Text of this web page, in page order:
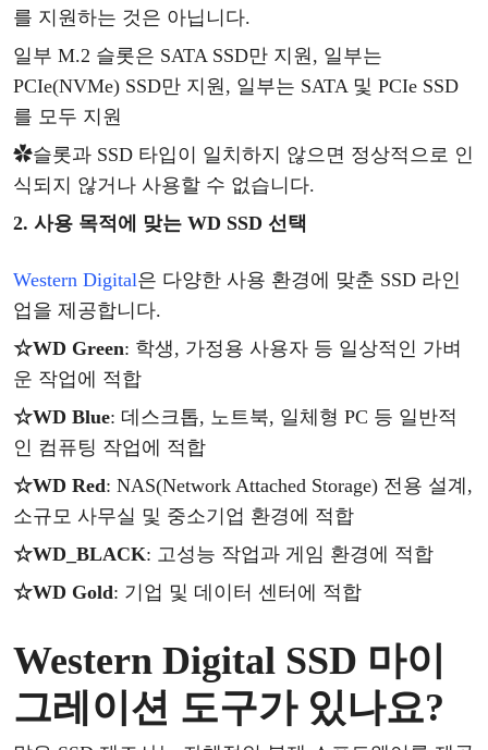
를 지원하는 것은 아닙니다.
일부 M.2 슬롯은 SATA SSD만 지원 , 일부는
PCIe(NVMe) SSD만 지원 , 일부는 SATA 및 PCIe SSD
를 모두 지원
✿슬롯과 SSD 타입이 일치하지 않으면 정상적으로 인
식되지 않거나 사용할 수 없습니다.
2. 사용 목적에 맞는 WD SSD 선택
Western Digital은 다양한 사용 환경에 맞춘 SSD 라인
업을 제공합니다.
☆WD Green: 학생, 가정용 사용자 등 일상적인 가벼
운 작업에 적합
☆WD Blue: 데스크톱, 노트북, 일체형 PC 등 일반적
인 컴퓨팅 작업에 적합
☆WD Red: NAS(Network Attached Storage) 전용 설계,
소규모 사무실 및 중소기업 환경에 적합
☆WD_BLACK: 고성능 작업과 게임 환경에 적합
☆WD Gold: 기업 및 데이터 센터에 적합
Western Digital SSD 마이
그레이션 도구가 있나요?